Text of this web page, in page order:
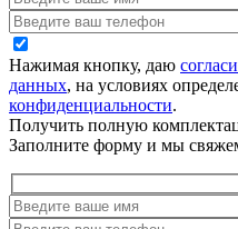
Нажимая кнопку, даю
данных, на условиях
конфиденциальности.
Получить полную
Заполните форму и мы